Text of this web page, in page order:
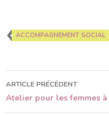
ACCOMPAGNEMENT SOCIAL
Navigation
ARTICLE PRÉCÉDENT
Atelier pour les femmes